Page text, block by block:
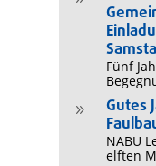
Fünf
9
Gutes
NABU
elften